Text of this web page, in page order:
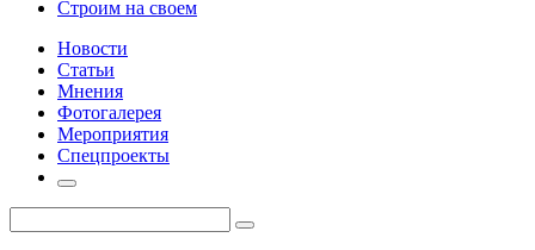
Строим на своем
Новости
Статьи
Мнения
Фотогалерея
Мероприятия
Спецпроекты